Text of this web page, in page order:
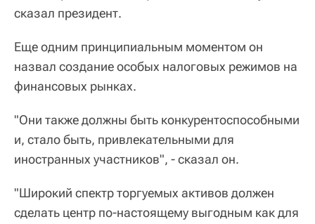
сказал президент.
Еще одним принципиальным моментом он
назвал создание особых налоговых режимов на
финансовых рынках.
"Они также должны быть конкурентоспособными
и, стало быть, привлекательными для
иностранных участников", - сказал он.
"Широкий спектр торгуемых активов должен
сделать центр по-настоящему выгодным как для